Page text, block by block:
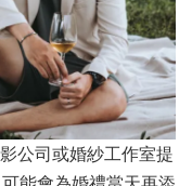
公司或婚紗工作室提